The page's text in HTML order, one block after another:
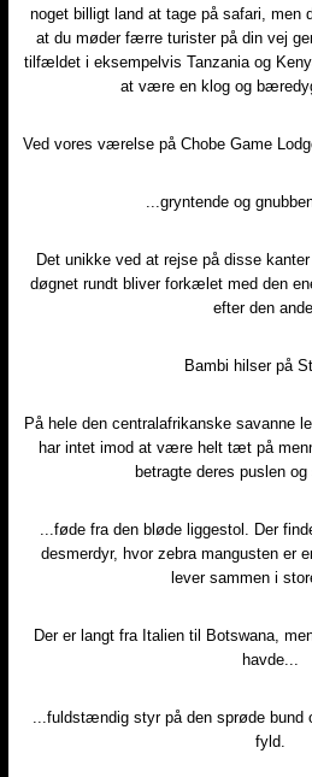
noget billigt land at tage på safari, men
at du møder færre turister på din vej
tilfældet i eksempelvis Tanzania og
at være en klog og
Ved vores værelse på Chobe Game
...gryntende og
Det unikke ved at rejse på disse
døgnet rundt bliver forkælet med den
efter den
Bambi hilser på
På hele den centralafrikanske savanne
har intet imod at være helt tæt på
betragte deres puslen og
...føde fra den bløde liggestol. Der
desmerdyr, hvor zebra mangusten er
lever sammen i
Der er langt fra Italien til Botswana,
havde...
...fuldstændig styr på den sprøde bund
fyld.